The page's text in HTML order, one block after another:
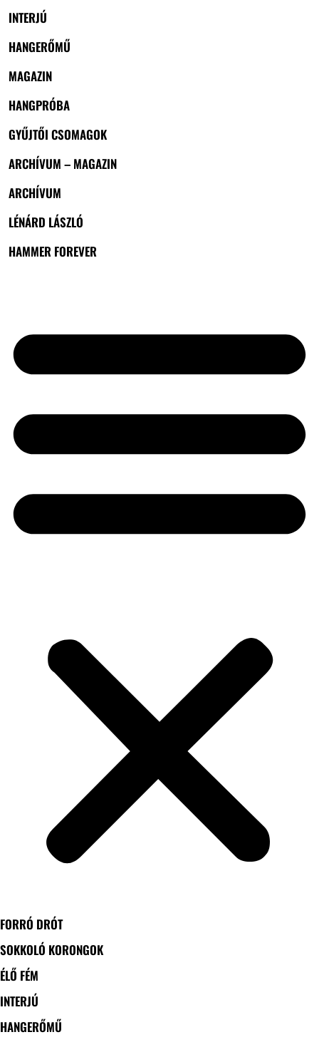
INTERJÚ
HANGERŐMŰ
MAGAZIN
HANGPRÓBA
GYŰJTŐI CSOMAGOK
ARCHÍVUM – MAGAZIN
ARCHÍVUM
LÉNÁRD LÁSZLÓ
HAMMER FOREVER
FORRÓ DRÓT
SOKKOLÓ KORONGOK
ÉLŐ FÉM
INTERJÚ
HANGERŐMŰ